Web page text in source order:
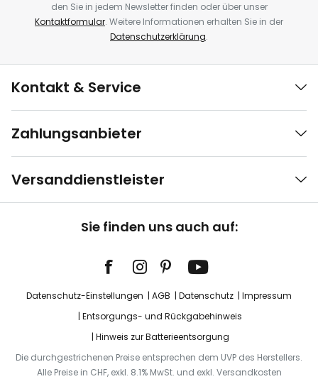
den Sie in jedem Newsletter finden oder über unser
Kontaktformular. Weitere Informationen erhalten Sie in der
Datenschutzerklärung.
Kontakt & Service
Zahlungsanbieter
Versanddienstleister
Sie finden uns auch auf:
Datenschutz-Einstellungen AGB Datenschutz
Impressum
Entsorgungs- und Rückgabehinweis
Hinweis zur Batterieentsorgung
Die durchgestrichenen Preise entsprechen dem UVP des Herstellers.
Alle Preise in CHF, exkl. 8.1% MwSt. und exkl. Versandkosten